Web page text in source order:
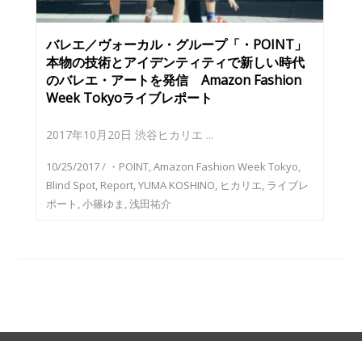
バレエ／ヴォーカル・グループ「・POINT」
本物の技術とアイデンティティで新しい時代
のバレエ・アートを発信 Amazon Fashion
Week Tokyoライブレポート
2017年10月20日 渋谷ヒカリエ ...
10/25/2017/ ・POINT,Amazon Fashion Week Tokyo,
Blind Spot, Report,YUMA KOSHINO, ヒカリエ, ライブレ
ポート ,小篠ゆま ,浅田祐介